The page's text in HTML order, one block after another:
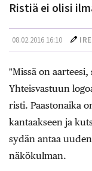
Ristiä ei olisi
08.02.2016 16:10
"Missä on
Yhteisvastuun
risti. Paastonaika
kantaakseen ja
sydän antaa
näkökulman.